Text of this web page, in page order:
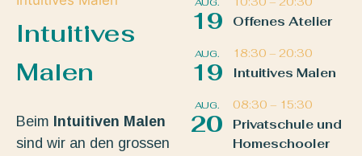
Intuitives
Malen
Beim Intuitiven Malen
sind wir an den grossen
AUG.
19 Offenes Atelier
AUG.
19
18:30 – 20:30
Intuitives Malen
AUG.
20
08:30 – 15:30
Privatschule und
Homeschooler